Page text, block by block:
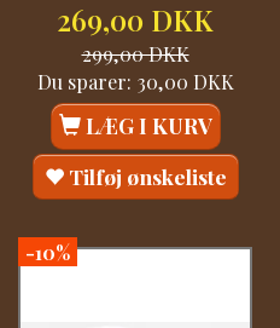
269,00 DKK
299,00 DKK
Du sparer: 30,00 DKK
LÆG I KURV
Tilføj ønskeliste
-10%